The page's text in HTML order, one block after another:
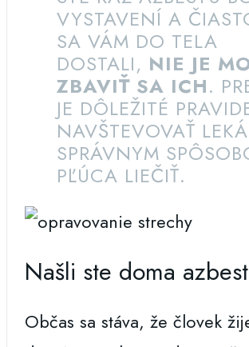
VYSTAVENÍ A
SA VÁM DO TELA
DOSTALI, NIE JE
ZBAVIŤ SA ICH.
JE DÔLEŽITÉ
NAVŠTEVOVAŤ
SPRÁVNYM
PĽÚCA LIEČIŤ.
Našli ste doma
Občas sa stáva, že človek